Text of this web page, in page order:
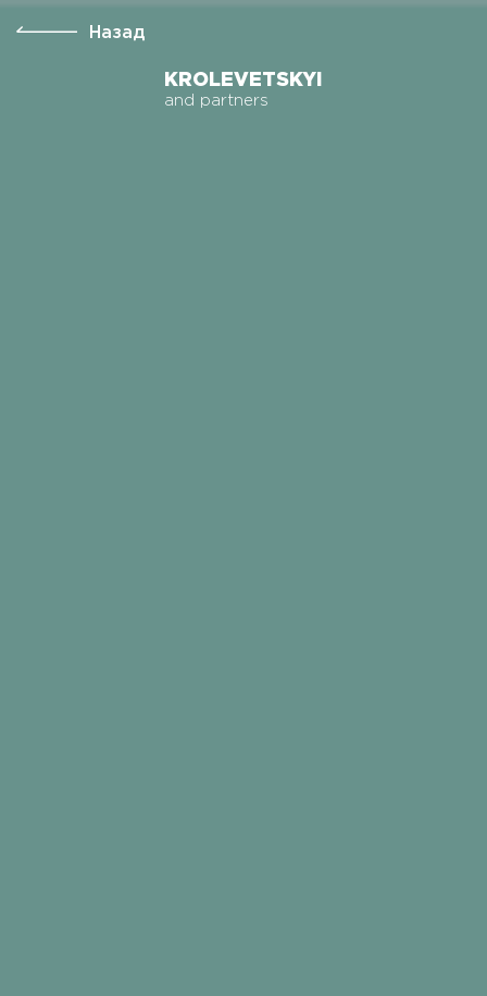
KROLEVETSKYI
and partners
Назад